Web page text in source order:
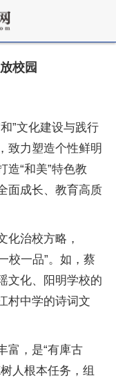
校园
”文化建设与践行
致力塑造个性鲜明
造“和美”特色教
面成长、教育高质
化治校方略，
校一品”。如，蔡
文化、阳明学校的
村中学的诗词文
富，是“有庳古
人根本任务，组